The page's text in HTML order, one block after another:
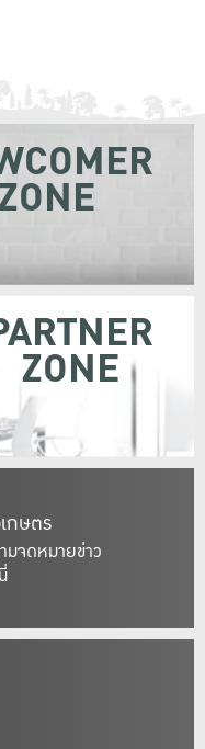
กษตร
จดหมายข่าว
ZONE